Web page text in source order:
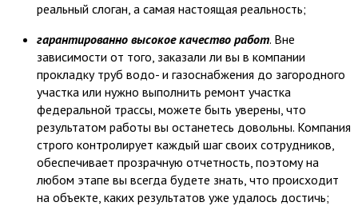
реальный слоган, а самая настоящая реальность;
гарантированно высокое качество работ. Вне
зависимости от того, заказали ли вы в компании
прокладку труб водо- и газоснабжения до загородного
участка или нужно выполнить ремонт участка
федеральной трассы, можете быть уверены, что
результатом работы вы останетесь довольны. Компания
строго контролирует каждый шаг своих сотрудников,
обеспечивает прозрачную отчетность, поэтому на
любом этапе вы всегда будете знать, что происходит
на объекте, каких результатов уже удалось достичь;